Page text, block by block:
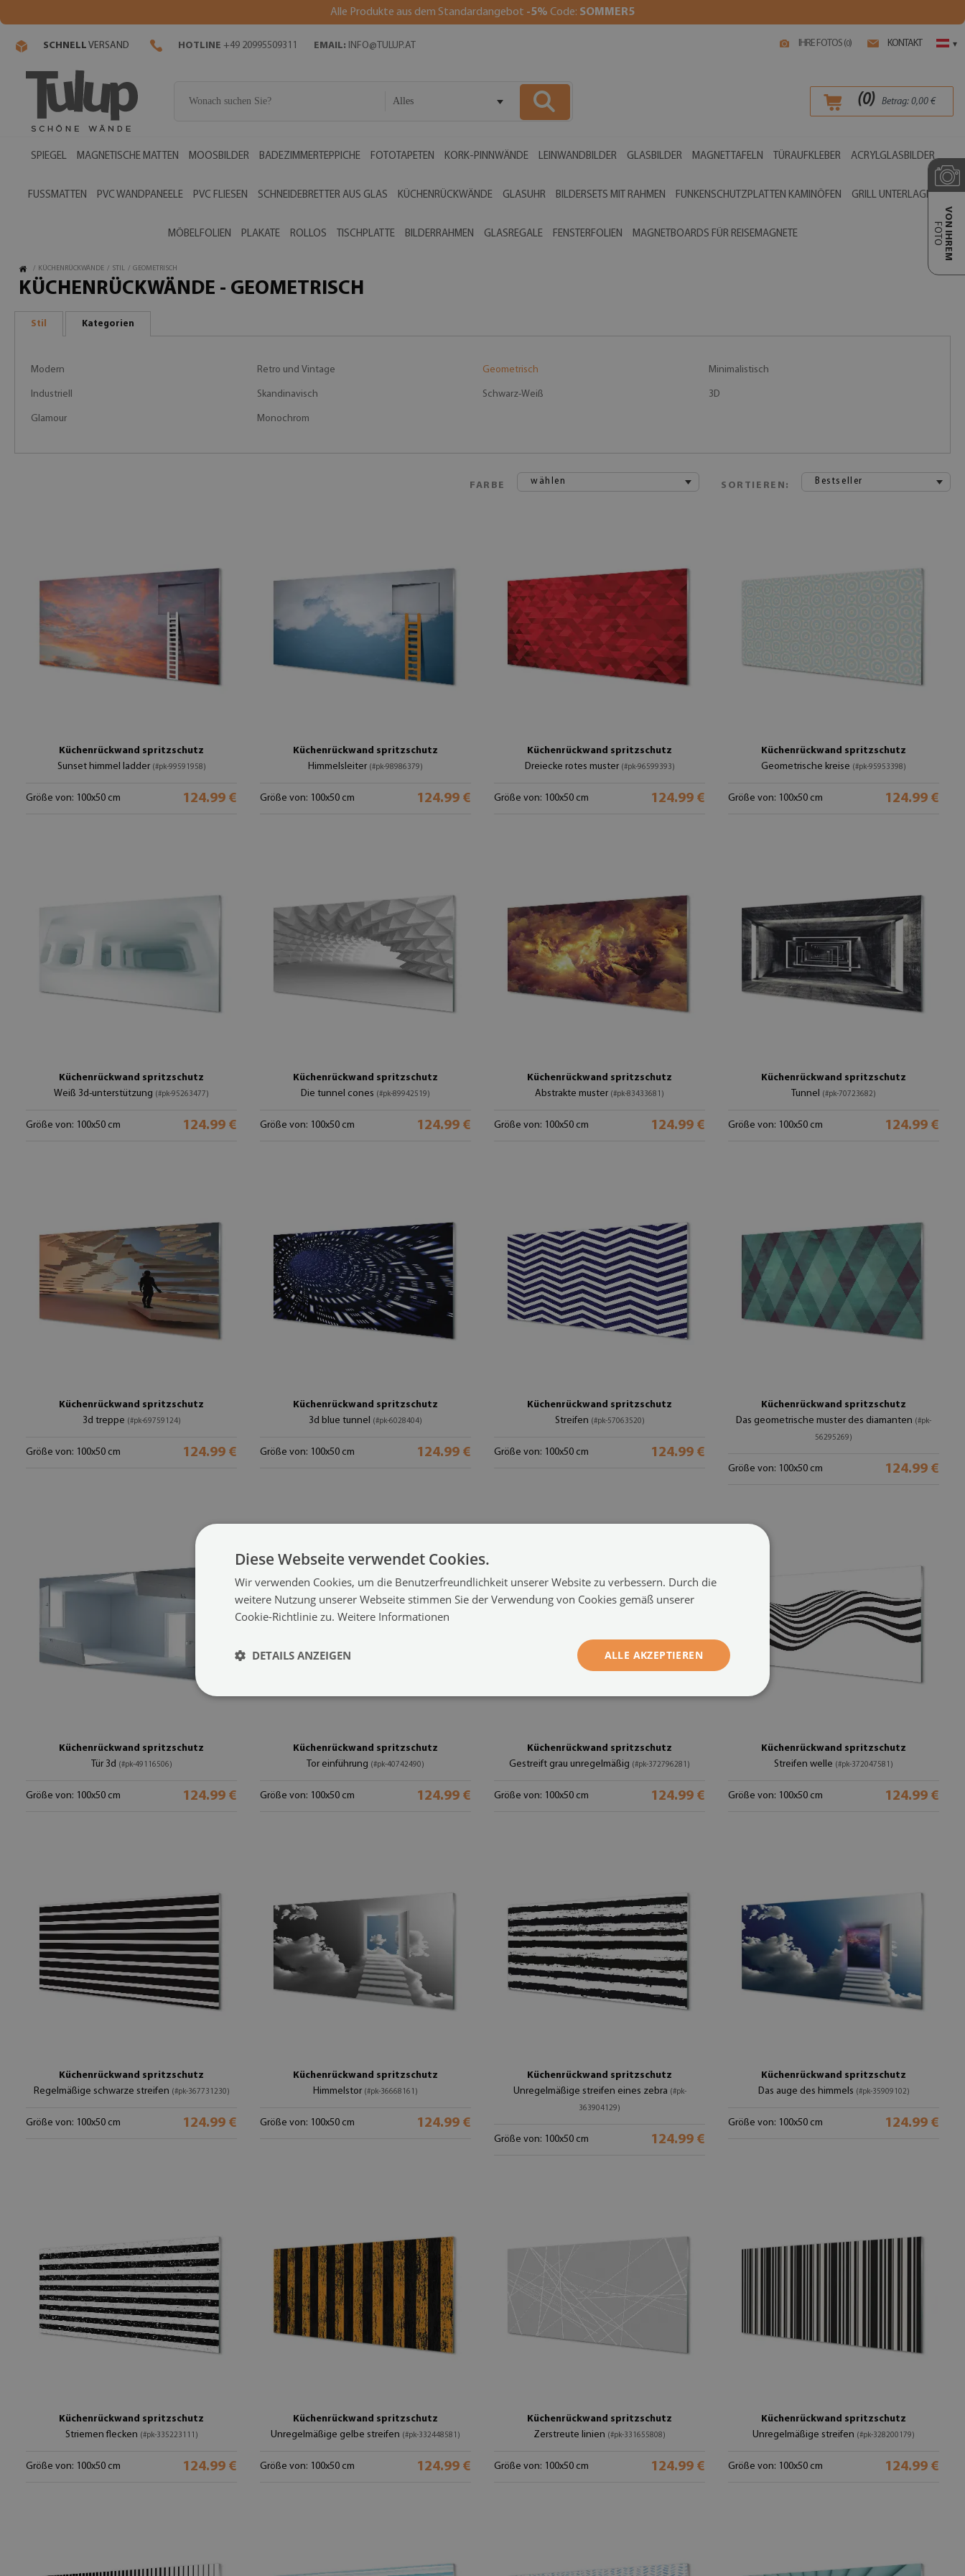
Alle Produkte aus dem Standardangebot -5% Code: SOMMER5
IHRE FOTOS (0) KONTAKT ▾
SCHNELL VERSAND HOTLINE +49 20995509311 EMAIL: INFO@TULUP.AT
Alles (0) Betrag: 0,00€
SPIEGEL MAGNETISCHE MATTEN MOOSBILDER BADEZIMMERTEPPICHE FOTOTAPETEN KORK-PINNWÄNDE LEINWANDBILDER GLASBILDER MAGNETTAFELN TÜRAUFKLEBER ACRYLGLASBILDER
FUSSMATTEN PVC WANDPANEELE PVC FLIESEN SCHNEIDEBRETTER AUS GLAS KÜCHENRÜCKWÄNDE GLASUHR BILDERSETS MIT RAHMEN FUNKENSCHUTZPLATTEN KAMINÖFEN GRILL UNTERLAGEN
MÖBELFOLIEN PLAKATE ROLLOS TISCHPLATTE BILDERRAHMEN GLASREGALE FENSTERFOLIEN MAGNETBOARDS FÜR REISEMAGNETE VON IHREM
FOTO
/ KÜCHENRÜCKWÄNDE / STIL / GEOMETRISCH
KÜCHENRÜCKWÄNDE - GEOMETRISCH
Stil Kategorien
Modern Retro und Vintage Geometrisch Minimalistisch
Industriell Skandinavisch Schwarz-Weiß 3D
Glamour Monochrom
FARBE wählen SORTIEREN: Bestseller
Küchenrückwand spritzschutz
Sunset himmel ladder (#pk-99591958)
Größe von: 100x50 cm 124.99 €
Küchenrückwand spritzschutz
Himmelsleiter (#pk-98986379)
Größe von: 100x50 cm 124.99 €
Küchenrückwand spritzschutz
Dreiecke rotes muster (#pk-96599393)
Größe von: 100x50 cm 124.99 €
Küchenrückwand spritzschutz
Geometrische kreise (#pk-95953398)
Größe von: 100x50 cm 124.99 €
Küchenrückwand spritzschutz
Weiß 3d-unterstützung (#pk-95263477)
Größe von: 100x50 cm 124.99 €
Küchenrückwand spritzschutz
Die tunnel cones (#pk-89942519)
Größe von: 100x50 cm 124.99 €
Küchenrückwand spritzschutz
Abstrakte muster (#pk-83433681)
Größe von: 100x50 cm 124.99 €
Küchenrückwand spritzschutz
Tunnel (#pk-70723682)
Größe von: 100x50 cm 124.99 €
Küchenrückwand spritzschutz
3d treppe (#pk-69759124)
Größe von: 100x50 cm 124.99 €
Küchenrückwand spritzschutz
3d blue tunnel (#pk-6028404)
Größe von: 100x50 cm 124.99 €
Küchenrückwand spritzschutz
Streifen (#pk-57063520)
Größe von: 100x50 cm 124.99 €
Küchenrückwand spritzschutz
Das geometrische muster des diamanten (#pk-
56295269)
Größe von: 100x50 cm 124.99 €
Küchenrückwand spritzschutz
Tür 3d (#pk-49116506)
Größe von: 100x50 cm 124.99 €
Küchenrückwand spritzschutz
Tor einführung (#pk-40742490)
Größe von: 100x50 cm 124.99 €
Küchenrückwand spritzschutz
Gestreift grau unregelmäßig (#pk-372796281)
Größe von: 100x50 cm 124.99 €
Küchenrückwand spritzschutz
Streifen welle (#pk-372047581)
Größe von: 100x50 cm 124.99 €
Küchenrückwand spritzschutz
Regelmäßige schwarze streifen (#pk-367731230)
Größe von: 100x50 cm 124.99 €
Küchenrückwand spritzschutz
Himmelstor (#pk-36668161)
Größe von: 100x50 cm 124.99 €
Küchenrückwand spritzschutz
Unregelmäßige streifen eines zebra (#pk-
363904129)
Größe von: 100x50 cm 124.99 €
Küchenrückwand spritzschutz
Das auge des himmels (#pk-35909102)
Größe von: 100x50 cm 124.99 €
Küchenrückwand spritzschutz
Striemen flecken (#pk-335223111)
Größe von: 100x50 cm 124.99 €
Küchenrückwand spritzschutz
Unregelmäßige gelbe streifen (#pk-332448581)
Größe von: 100x50 cm 124.99 €
Küchenrückwand spritzschutz
Zerstreute linien (#pk-331655808)
Größe von: 100x50 cm 124.99 €
Küchenrückwand spritzschutz
Unregelmäßige streifen (#pk-328200179)
Größe von: 100x50 cm 124.99 €
Diese Webseite verwendet Cookies.
Wir verwenden Cookies, um die Benutzerfreundlichkeit unserer Website zu verbessern. Durch die
weitere Nutzung unserer Webseite stimmen Sie der Verwendung von Cookies gemäß unserer
Cookie-Richtlinie zu. Weitere Informationen
ALLE AKZEPTIEREN
DETAILS ANZEIGEN